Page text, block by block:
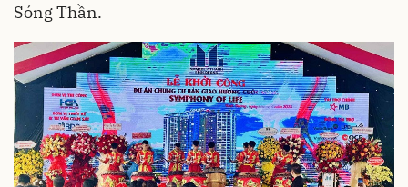
Sóng Thần.